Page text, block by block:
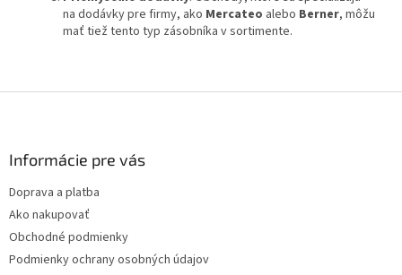
na dodávky pre firmy, ako Mercateo alebo Berner, môžu
mať tiež tento typ zásobníka v sortimente.
Informácie pre vás
Doprava a platba
Ako nakupovať
Obchodné podmienky
Podmienky ochrany osobných údajov